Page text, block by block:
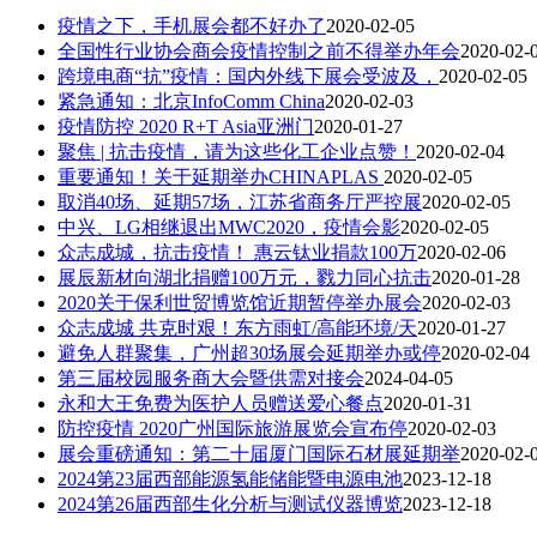
疫情之下，手机展会都不好办了2020-02-05
全国性行业协会商会疫情控制之前不得举办年会2020-02-
跨境电商“抗”疫情：国内外线下展会受波及， 2020-02-05
紧急通知：北京InfoComm China2020-02-03
疫情防控 2020 R+T Asia亚洲门2020-01-27
聚焦 | 抗击疫情，请为这些化工企业点赞！ 2020-02-04
重要通知！关于延期举办CHINAPLAS 2020-02-05
取消40场、延期57场，江苏省商务厅严控展2020-02-05
中兴、LG相继退出MWC2020，疫情会影2020-02-05
众志成城，抗击疫情！ 惠云钛业捐款100万2020-02-06
展辰新材向湖北捐赠100万元，戮力同心抗击2020-01-28
2020关于保利世贸博览馆近期暂停举办展会2020-02-03
众志成城 共克时艰！东方雨虹/高能环境/天2020-01-27
避免人群聚集，广州超30场展会延期举办或停2020-02-04
第三届校园服务商大会暨供需对接会2024-04-05
永和大王免费为医护人员赠送爱心餐点2020-01-31
防控疫情 2020广州国际旅游展览会宣布停2020-02-03
展会重磅通知：第二十届厦门国际石材展延期举2020-02-
2024第23届西部能源氢能储能暨电源电池2023-12-18
2024第26届西部生化分析与测试仪器博览2023-12-18